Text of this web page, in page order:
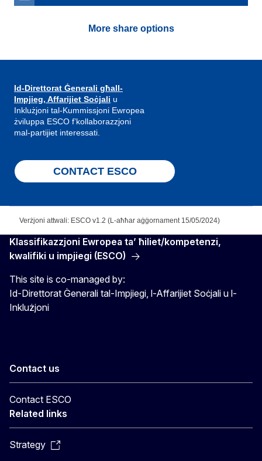
More share options
Id-Direttorat Ġenerali għall-
Impjieg, Affarijiet Soċjali u
Inklużjoni tal-Kummissjoni Ewropea
żviluppa ESCO f’kollaborazzjoni
mal-partijiet interessati.
CONTACT ESCO
Verżjoni attwali: ESCO v1.2 (L-aħħar aġġornament 15/05/2024)
Klassifikazzjoni Ewropea ta’ ħiliet/kompetenzi,
kwalifiki u impjiegi (ESCO)
This site is co-managed by:
Id-Direttorat Ġenerali tal-Impjiegi, l-Affarijiet Soċjali u l-
Inklużjoni
Contact us
Contact ESCO
Related links
Strategy